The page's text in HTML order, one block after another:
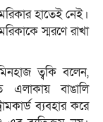
হাতেই নেই।
স্মরণে রাখা
ত্বকি বলেন,
এলাকায় বাঙালি
ব্যবহার করে